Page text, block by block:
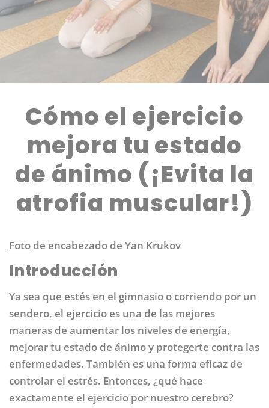
Cómo el ejercicio
mejora tu estado
de ánimo (¡Evita la
atrofia muscular!)
Foto de encabezado de Yan Krukov
Introducción
Ya sea que estés en el gimnasio o corriendo por un
sendero, el ejercicio es una de las mejores
maneras de aumentar los niveles de energía,
mejorar tu estado de ánimo y protegerte contra las
enfermedades. También es una forma eficaz de
controlar el estrés. Entonces, ¿qué hace
exactamente el ejercicio por nuestro cerebro?